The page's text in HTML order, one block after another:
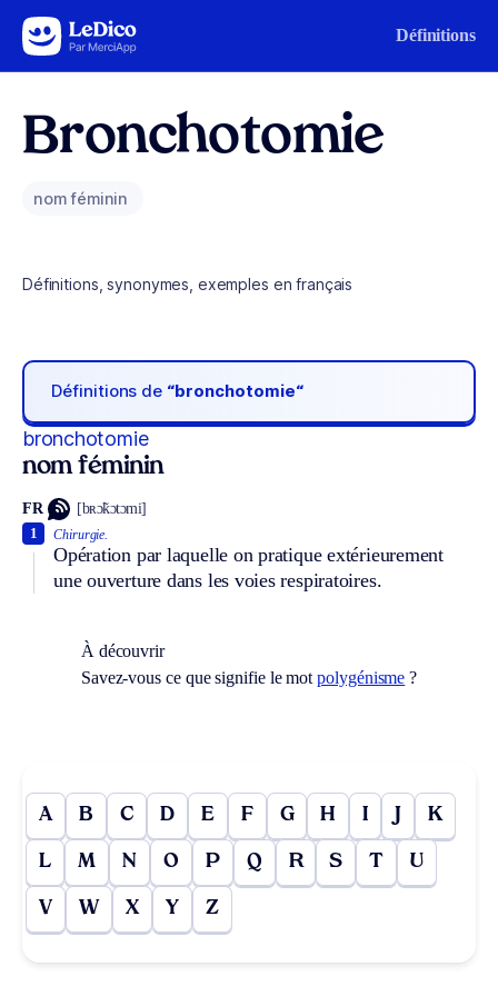
Aller au contenu Définitions
Bronchotomie
nom féminin
Définitions, synonymes, exemples en français
Définitions de “bronchotomie“
bronchotomie
nom féminin
FR [bʀɔ̃kɔtɔmi]
Chirurgie.
Opération par laquelle on pratique extérieurement
une ouverture dans les voies respiratoires.
1
À découvrir
Savez-vous ce que signifie le motpolygénisme ?
A B C D E F G H I J K
L M N O P Q R S T U
V W X Y Z